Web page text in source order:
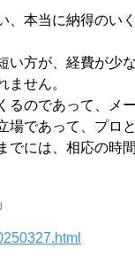
本当に納得の
方が、経費が
せん。
のであって、
であって、プロ
には、相応の時